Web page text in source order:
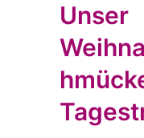
Unser